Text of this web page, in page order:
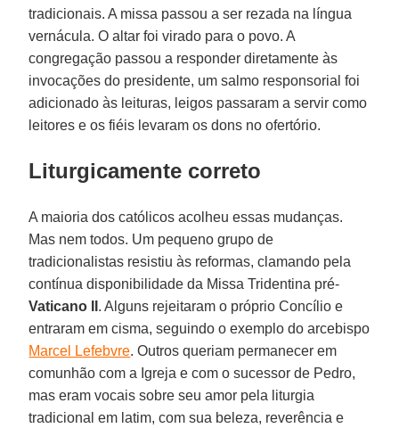
tradicionais. A missa passou a ser rezada na língua
vernácula. O altar foi virado para o povo. A
congregação passou a responder diretamente às
invocações do presidente, um salmo responsorial foi
adicionado às leituras, leigos passaram a servir como
leitores e os fiéis levaram os dons no ofertório.
Liturgicamente correto
A maioria dos católicos acolheu essas mudanças.
Mas nem todos. Um pequeno grupo de
tradicionalistas resistiu às reformas, clamando pela
contínua disponibilidade da Missa Tridentina pré-
Vaticano II . Alguns rejeitaram o próprio Concílio e
entraram em cisma, seguindo o exemplo do arcebispo
Marcel Lefebvre. Outros queriam permanecer em
comunhão com a Igreja e com o sucessor de Pedro,
mas eram vocais sobre seu amor pela liturgia
tradicional em latim, com sua beleza, reverência e